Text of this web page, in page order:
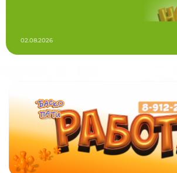
02.08.2026